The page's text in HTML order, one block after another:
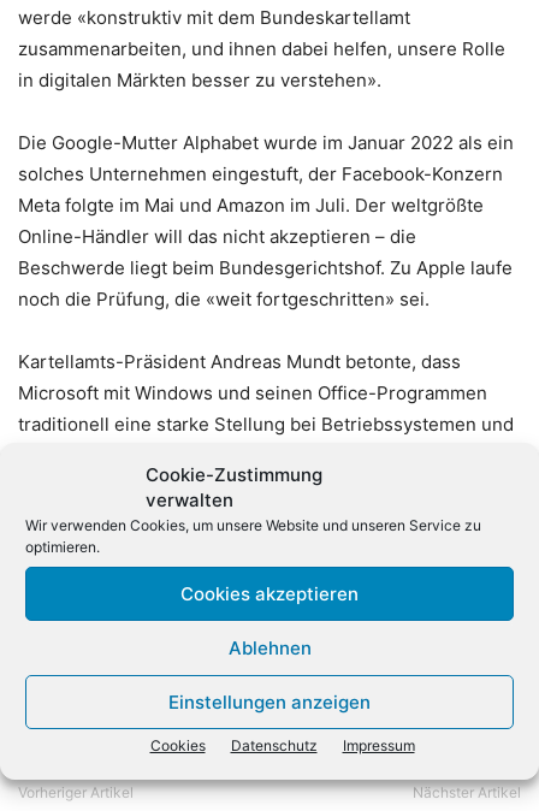
Cookie-Zustimmung
verwalten
Wir verwenden Cookies, um unsere Website und unseren Service zu
optimieren.
Cookies akzeptieren
Ablehnen
Einstellungen anzeigen
Cookies Datenschutz Impressum
werde «konstruktiv mit dem Bundeskartellamt
zusammenarbeiten, und ihnen dabei helfen, unsere Rolle
in digitalen Märkten besser zu verstehen».
Die Google-Mutter Alphabet wurde im Januar 2022 als ein
solches Unternehmen eingestuft, der Facebook-Konzern
Meta folgte im Mai und Amazon im Juli. Der weltgrößte
Online-Händler will das nicht akzeptieren – die
Beschwerde liegt beim Bundesgerichtshof. Zu Apple laufe
noch die Prüfung, die «weit fortgeschritten» sei.
Kartellamts-Präsident Andreas Mundt betonte, dass
Microsoft mit Windows und seinen Office-Programmen
traditionell eine starke Stellung bei Betriebssystemen und
für Unternehmen und Verbraucher immer weiter
ausgebaut worden. Unter anderem verwies Mundt auf den
Cloud-Dienst Azure, den Büro-Kommunikationsdienst
Teams und die Xbox-Plattform für Videospiele.
Vorheriger Artikel Nächster Artikel